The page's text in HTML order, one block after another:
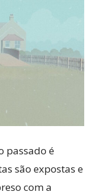
passado é
são expostas e
com a